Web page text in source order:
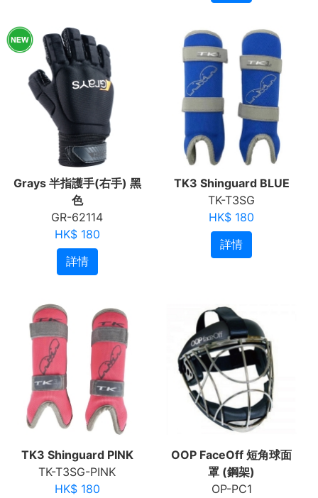
Grays 半指護手(右手) 黑
色
GR-62114
HK$ 180
詳情
TK3 Shinguard BLUE
TK-T3SG
HK$ 180
詳情
TK3 Shinguard PINK
TK-T3SG-PINK
HK$ 180
OOP FaceOff 短角球面
罩 (鋼架)
OP-PC1